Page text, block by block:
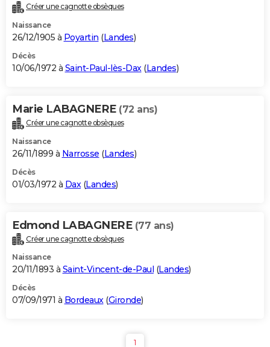
Créer une cagnotte obsèques
Naissance
26/12/1905 à Poyartin (Landes)
Décès
10/06/1972 à Saint-Paul-lès-Dax(Landes)
Marie LABAGNERE (72 ans)
Créer une cagnotte obsèques
Naissance
26/11/1899 à Narrosse (Landes)
Décès
01/03/1972 à Dax (Landes)
Edmond LABAGNERE (77 ans)
Créer une cagnotte obsèques
Naissance
20/11/1893 à Saint-Vincent-de-Paul (Landes)
Décès
07/09/1971 à Bordeaux(Gironde)
1